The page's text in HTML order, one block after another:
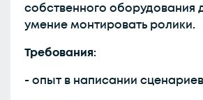
собственного оборудования
умение монтировать ролики.
Требования:
- опыт в написании